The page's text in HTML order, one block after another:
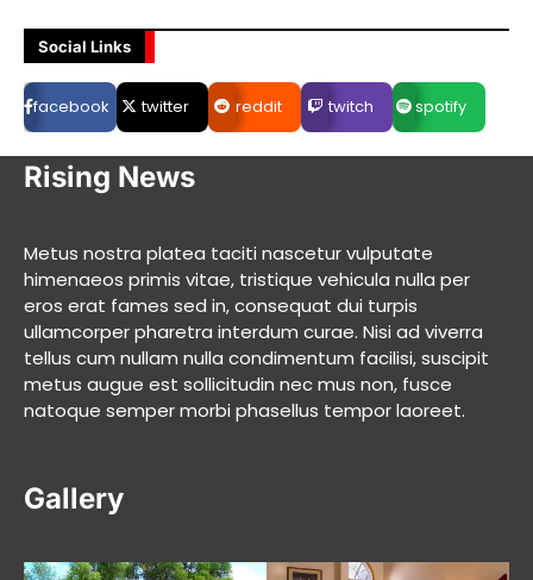
Social Links
facebook twitter reddit twitch spotify
Rising News
Metus nostra platea taciti nascetur vulputate
himenaeos primis vitae, tristique vehicula nulla per
eros erat fames sed in, consequat dui turpis
ullamcorper pharetra interdum curae. Nisi ad viverra
tellus cum nullam nulla condimentum facilisi, suscipit
metus augue est sollicitudin nec mus non, fusce
natoque semper morbi phasellus tempor laoreet.
Gallery